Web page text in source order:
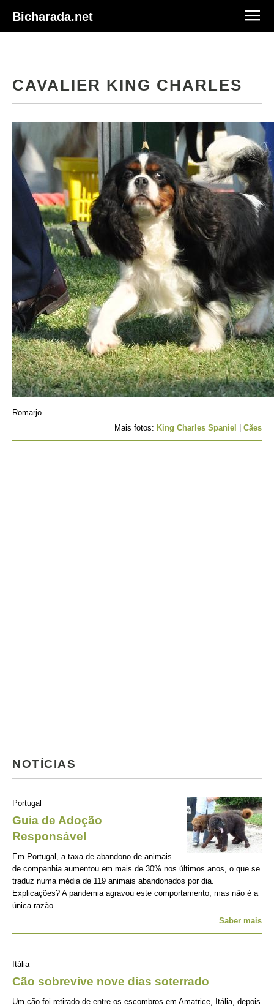
Bicharada.net
CAVALIER KING CHARLES
Romarjo
Mais fotos: King Charles Spaniel Cães
NOTÍCIAS
Portugal
Guia de Adoção
Responsável
Em Portugal, a taxa de abandono de animais
de companhia aumentou em mais de 30% nos últimos anos, o que se
traduz numa média de 119 animais abandonados por dia.
Explicações? A pandemia agravou este comportamento, mas não é a
única razão.
Saber mais
Itália
Cão sobrevive nove dias soterrado
Um cão foi retirado de entre os escombros em Amatrice, Itália, depois